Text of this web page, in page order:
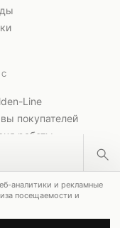
Line
покупателей
работы
аналитики и рекламные
посещаемости и